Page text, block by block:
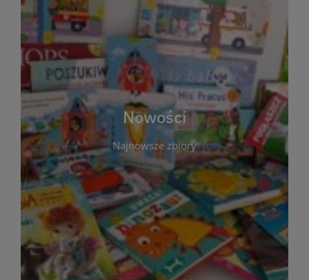
Nowości
Najnowsze zbiory
W tej sekcji prezentujemy najnowsze książki,
audiobooki oraz filmy, które właśnie trafiły do
zbiorów Miejskiej Biblioteki Publicznej w
Starachowicach. Regularnie aktualizujemy listę,
aby Czytelnicy mogli na bieżąco odkrywać świeże
tytuły i najciekawsze premiery wydawnicze. Każda
pozycja opatrzona jest krótkim opisem i
informacją o dostępności w katalogu. Zachęcamy
do częstych odwiedzin – nowości pojawiają się
niemal każdego tygodnia! Dzięki tej zakładce
zawsze będziesz wiedzieć, co warto przeczytać
jako pierwsze.
WIĘCEJ